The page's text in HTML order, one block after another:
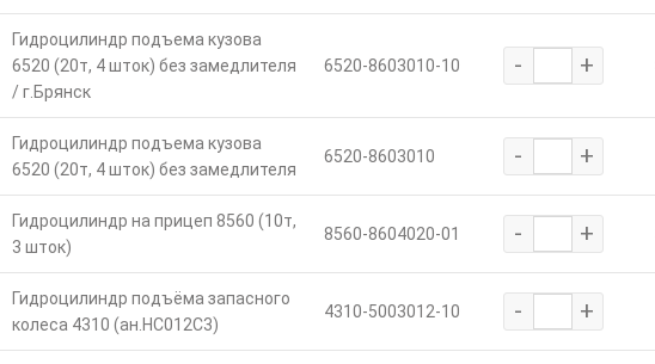
Гидроцилиндр подъема кузова
6520 (20т, 4 шток) без замедлителя
/ г.Брянск
6520-8603010-10 - +
Гидроцилиндр подъема кузова
6520 (20т, 4 шток) без замедлителя
6520-8603010 - +
Гидроцилиндр на прицеп 8560 (10т,
3 шток)
8560-8604020-01 - +
Гидроцилиндр подъёма запасного
колеса 4310 (ан.HC012C3)
4310-5003012-10 - +